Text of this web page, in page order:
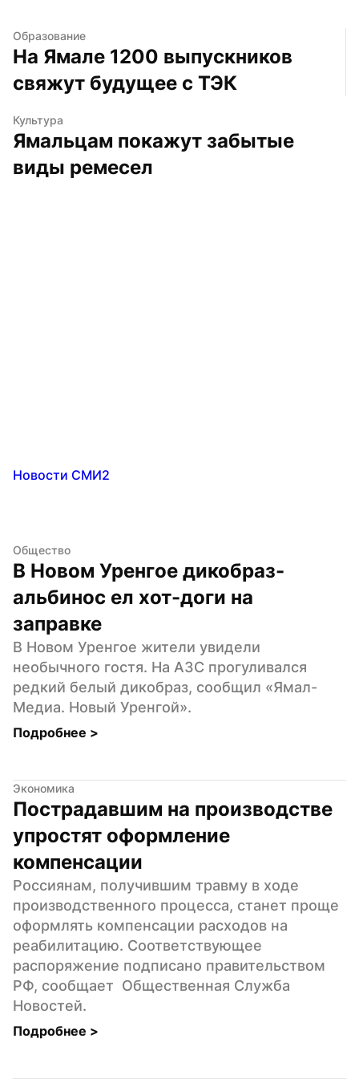
Образование
На Ямале 1200 выпускников
свяжут будущее с ТЭК
Культура
Ямальцам покажут забытые
виды ремесел
Новости СМИ2
Общество
В Новом Уренгое дикобраз-
альбинос ел хот-доги на
заправке
В Новом Уренгое жители увидели
необычного гостя. На АЗС прогуливался
редкий белый дикобраз, сообщил «Ямал-
Медиа. Новый Уренгой».
Подробнее >
Экономика
Пострадавшим на производстве
упростят оформление
компенсации
Россиянам, получившим травму в ходе
производственного процесса, станет проще
оформлять компенсации расходов на
реабилитацию. Соответствующее
распоряжение подписано правительством
РФ, сообщает  Общественная Служба
Новостей.
Подробнее >